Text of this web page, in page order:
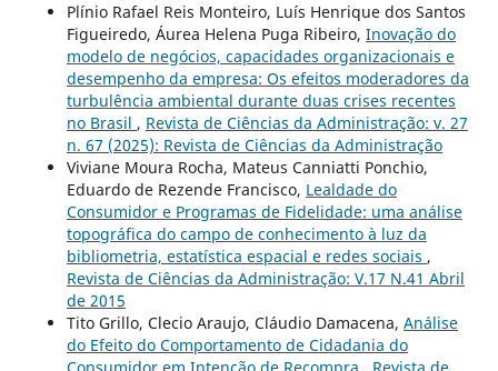
Plínio Rafael Reis Monteiro, Luís Henrique dos Santos
Figueiredo, Áurea Helena Puga Ribeiro, Inovação do
modelo de negócios, capacidades organizacionais e
desempenho da empresa: Os efeitos moderadores da
turbulência ambiental durante duas crises recentes
no Brasil , Revista de Ciências da Administração: v. 27
n. 67 (2025): Revista de Ciências da Administração
Viviane Moura Rocha, Mateus Canniatti Ponchio,
Eduardo de Rezende Francisco, Lealdade do
Consumidor e Programas de Fidelidade: uma análise
topográfica do campo de conhecimento à luz da
bibliometria, estatística espacial e redes sociais ,
Revista de Ciências da Administração: V.17 N.41 Abril
de 2015
Tito Grillo, Clecio Araujo, Cláudio Damacena, Análise
do Efeito do Comportamento de Cidadania do